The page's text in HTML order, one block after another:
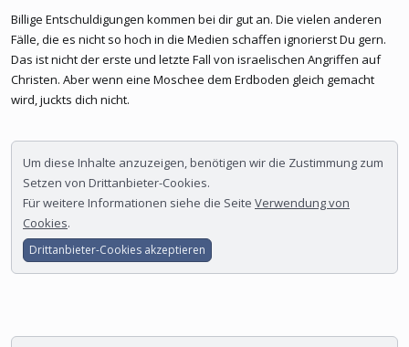
Billige Entschuldigungen kommen bei dir gut an. Die vielen anderen
Fälle, die es nicht so hoch in die Medien schaffen ignorierst Du gern.
Das ist nicht der erste und letzte Fall von israelischen Angriffen auf
Christen. Aber wenn eine Moschee dem Erdboden gleich gemacht
wird, juckts dich nicht.
Um diese Inhalte anzuzeigen, benötigen wir die Zustimmung zum
Setzen von Drittanbieter-Cookies.
Für weitere Informationen siehe die Seite Verwendung von
Cookies.
Drittanbieter-Cookies akzeptieren